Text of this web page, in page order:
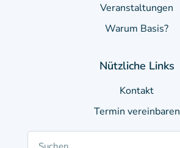
Veranstaltungen
Warum Basis?
Nützliche Links
Kontakt
Termin vereinbaren